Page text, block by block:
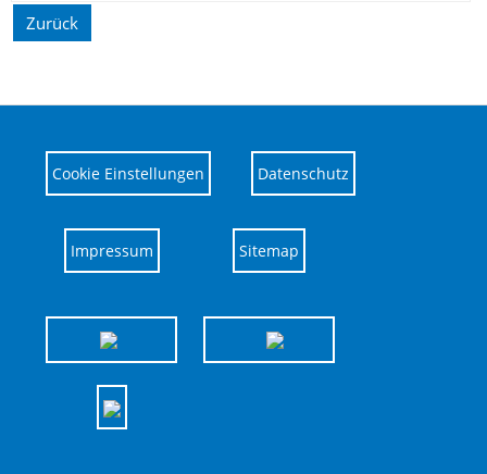
Zurück
Cookie Einstellungen Datenschutz
Impressum Sitemap